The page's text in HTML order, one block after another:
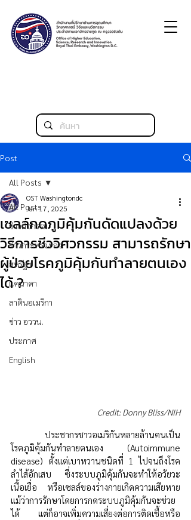
Post
All Posts
ข่าวกิจกรรม
ข่าวกระทรวง อว.
สหรัฐฯ
แคนาดา
ลาตินอเมริกา
ข่าว อววน.
ประกาศ
English
All Posts
เซลล์กดภูมิคุ้มกันดัดแปลงด้วย
วิธีการชีววิศวกรรม สามารถรักษา
ผู้ป่วยโรคภูมิคุ้มกันทำลายตนเอง
ได้ ?
OST Washingtondc
Jan 17, 2025
Credit: Donny Bliss/NIH
โรคภูมิคุ้มกันทำลายตนเอง (Autoimmune
disease) ตั้งแต่เบาหวานชนิดที่ 1 ไปจนถึงโรค
ลำไส้อักเสบ ซึ่งระบบภูมิคุ้มกันจะทำให้อวัยวะ
เนื้อเยื่อ หรือเซลล์ของร่างกายเกิดความเสียหาย
แม้ว่าการรักษาโดยการกดระบบภูมิคุ้มกันจะช่วย
ได้ แต่ก็อาจเพิ่มความเสี่ยงต่อการติดเชื้อหรือ